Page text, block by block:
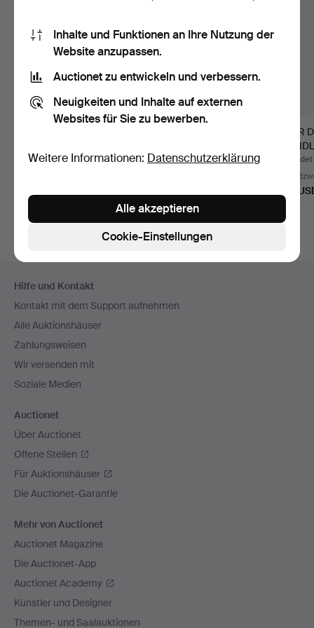
WANDLEUC…
Beendet 7. Jul 2026
Beendet 7. Jul 2026
PAAR
139
Navigation
Hilfe und Kontakt
Kontakt mit dem Support aufnehmen
Alle Auktionshäuser
Zahlungsweisen
Wir versenden mit
Soziale Medien
Auctionet
Über Auctionet
Offene Stellen
Für Auktionshäuser
Die Auctionet-Garantie
Mehr von Auctionet
Auctionet Magazine
Die Auctionet-App
Auctionet Academy
Künstler und Designer
Themen- und Saalauktionen
Inhalte und Funktionen an Ihre Nutzung der
Website anzupassen.
Auctionet zu entwickeln und verbessern.
Neuigkeiten und Inhalte auf externen
Websites für Sie zu bewerben.
Weitere Informationen: Datenschutzerklärung
Cookie-Einstellungen
Alle akzeptieren